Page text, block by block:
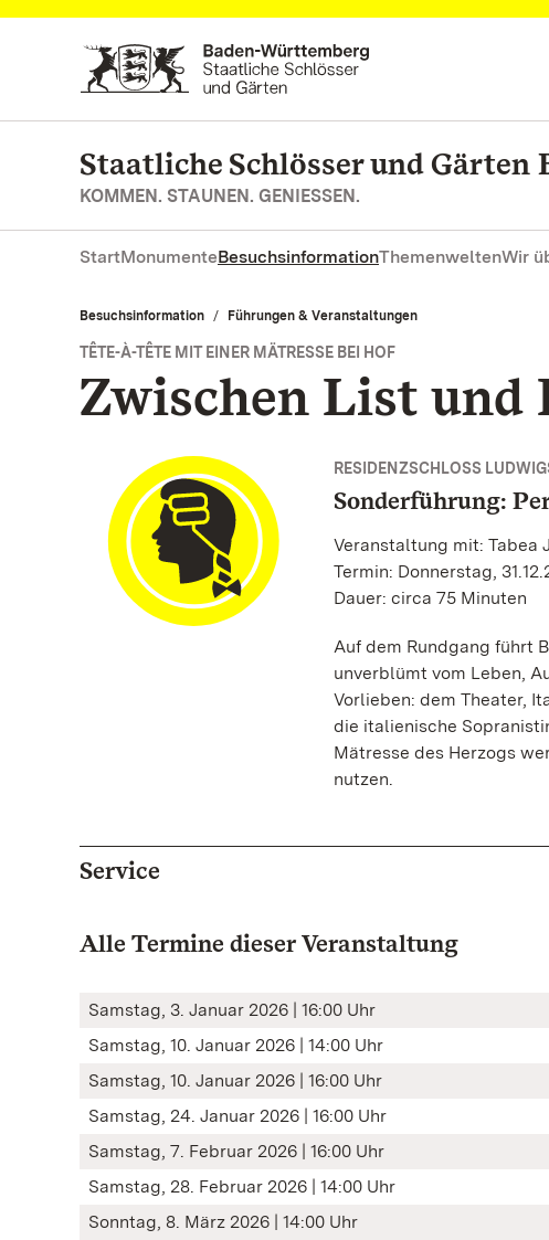
Zum Hauptinhalt springen
Staatliche Schlösser und Gärten
KOMMEN. STAUNEN. GENIESSEN.
StartMonumenteBesuchsinformationThemenweltenWir
Besuchsinformation Führungen & Veranstaltungen
TÊTE-À-TÊTE MIT EINER MÄTRESSE BEI HOF
Zwischen List und
RESIDENZSCHLOSS
Sonderführung:
Veranstaltung mit: Tabea
Termin: Donnerstag,
Dauer: circa 75 Minuten
Auf dem Rundgang führt
unverblümt vom Leben,
Vorlieben: dem Theater,
die italienische
Mätresse des Herzogs
nutzen.
Service
Alle Termine dieser Veranstaltung
Samstag, 3. Januar 2026 | 16:00 Uhr
Samstag, 10. Januar 2026 | 14:00 Uhr
Samstag, 10. Januar 2026 | 16:00 Uhr
Samstag, 24. Januar 2026 | 16:00 Uhr
Samstag, 7. Februar 2026 | 16:00 Uhr
Samstag, 28. Februar 2026 | 14:00 Uhr
Sonntag, 8. März 2026 | 14:00 Uhr